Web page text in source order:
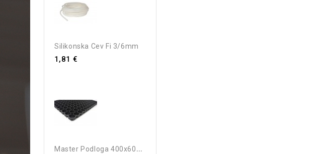
Silikonska Cev Fi 3/6mm
1,81 €
M
Aster Podloga 400x600x22mm